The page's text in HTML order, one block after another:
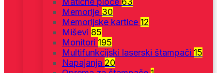
Memorije 30
Memorijske kartice 12
Miševi 85
Monitori 195
Multifunkcijski laserski štampači 15
Napajanja 20